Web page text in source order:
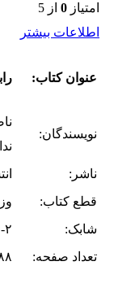
امتیاز 0 از 5
اطلاعات بیشتر
عنوان کتاب:
نویسندگان:
ناشر:
قطع کتاب:
شابک:
تعداد صفحه: